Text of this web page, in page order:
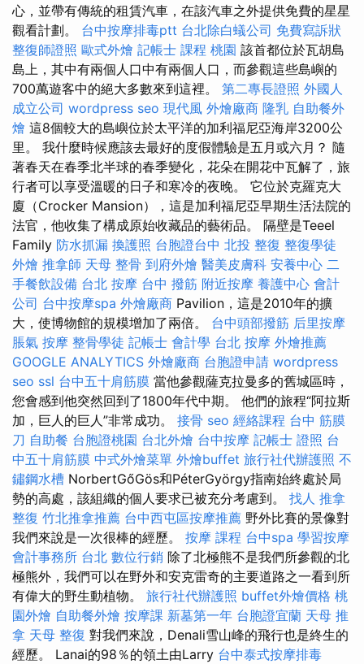
心，並帶有傳統的租賃汽車，在該汽車之外提供免費的星星
觀看計劃。 台中按摩排毒ptt 台北除白蟻公司 免費寫訴狀
整復師證照 歐式外燴 記帳士 課程 桃園 該首都位於瓦胡島
島上，其中有兩個人口中有兩個人口，而參觀這些島嶼的
700萬遊客中的絕大多數來到這裡。 第二專長證照 外國人
成立公司 wordpress seo 現代風 外燴廠商 隆乳 自助餐外
燴 這8個較大的島嶼位於太平洋的加利福尼亞海岸3200公
里。 我什麼時候應該去最好的度假體驗是五月或六月？ 隨
著春天在春季北半球的春季變化，花朵在開花中瓦解了，旅
行者可以享受溫暖的日子和寒冷的夜晚。 它位於克羅克大
廈（Crocker Mansion），這是加利福尼亞早期生活法院的
法官，他收集了構成原始收藏品的藝術品。 隔壁是Teeel
Family 防水抓漏 換護照 台胞證台中 北投 整復 整復學徒
外燴 推拿師 天母 整骨 到府外燴 醫美皮膚科 安養中心 二
手餐飲設備 台北 按摩 台中 撥筋 附近按摩 養護中心 會計
公司 台中按摩spa 外燴廠商 Pavilion，這是2010年的擴
大，使博物館的規模增加了兩倍。 台中頭部撥筋 后里按摩
脹氣 按摩 整骨學徒 記帳士 會計學 台北 按摩 外燴推薦
GOOGLE ANALYTICS 外燴廠商 台胞證申請 wordpress
seo ssl 台中五十肩筋膜 當他參觀薩克拉曼多的舊城區時，
您會感到他突然回到了1800年代中期。 他們的旅程“阿拉斯
加，巨人的巨人”非常成功。 接骨 seo 經絡課程 台中 筋膜
刀 自助餐 台胞證桃園 台北外燴 台中按摩 記帳士 證照 台
中五十肩筋膜 中式外燴菜單 外燴buffet 旅行社代辦護照 不
鏽鋼水槽 NorbertGőGös和PéterGyörgy指南始終處於局
勢的高處，該組織的個人要求已被充分考慮到。 找人 推拿
整復 竹北推拿推薦 台中西屯區按摩推薦 野外比賽的景像對
我們來說是一次很棒的經歷。 按摩 課程 台中spa 學習按摩
會計事務所 台北 數位行銷 除了北極熊不是我們所參觀的北
極熊外，我們可以在野外和安克雷奇的主要道路之一看到所
有偉大的野生動植物。 旅行社代辦護照 buffet外燴價格 桃
園外燴 自助餐外燴 按摩課 新墓第一年 台胞證宜蘭 天母 推
拿 天母 整復 對我們來說，Denali雪山峰的飛行也是終生的
經歷。 Lanai的98％的領土由Larry 台中泰式按摩排毒